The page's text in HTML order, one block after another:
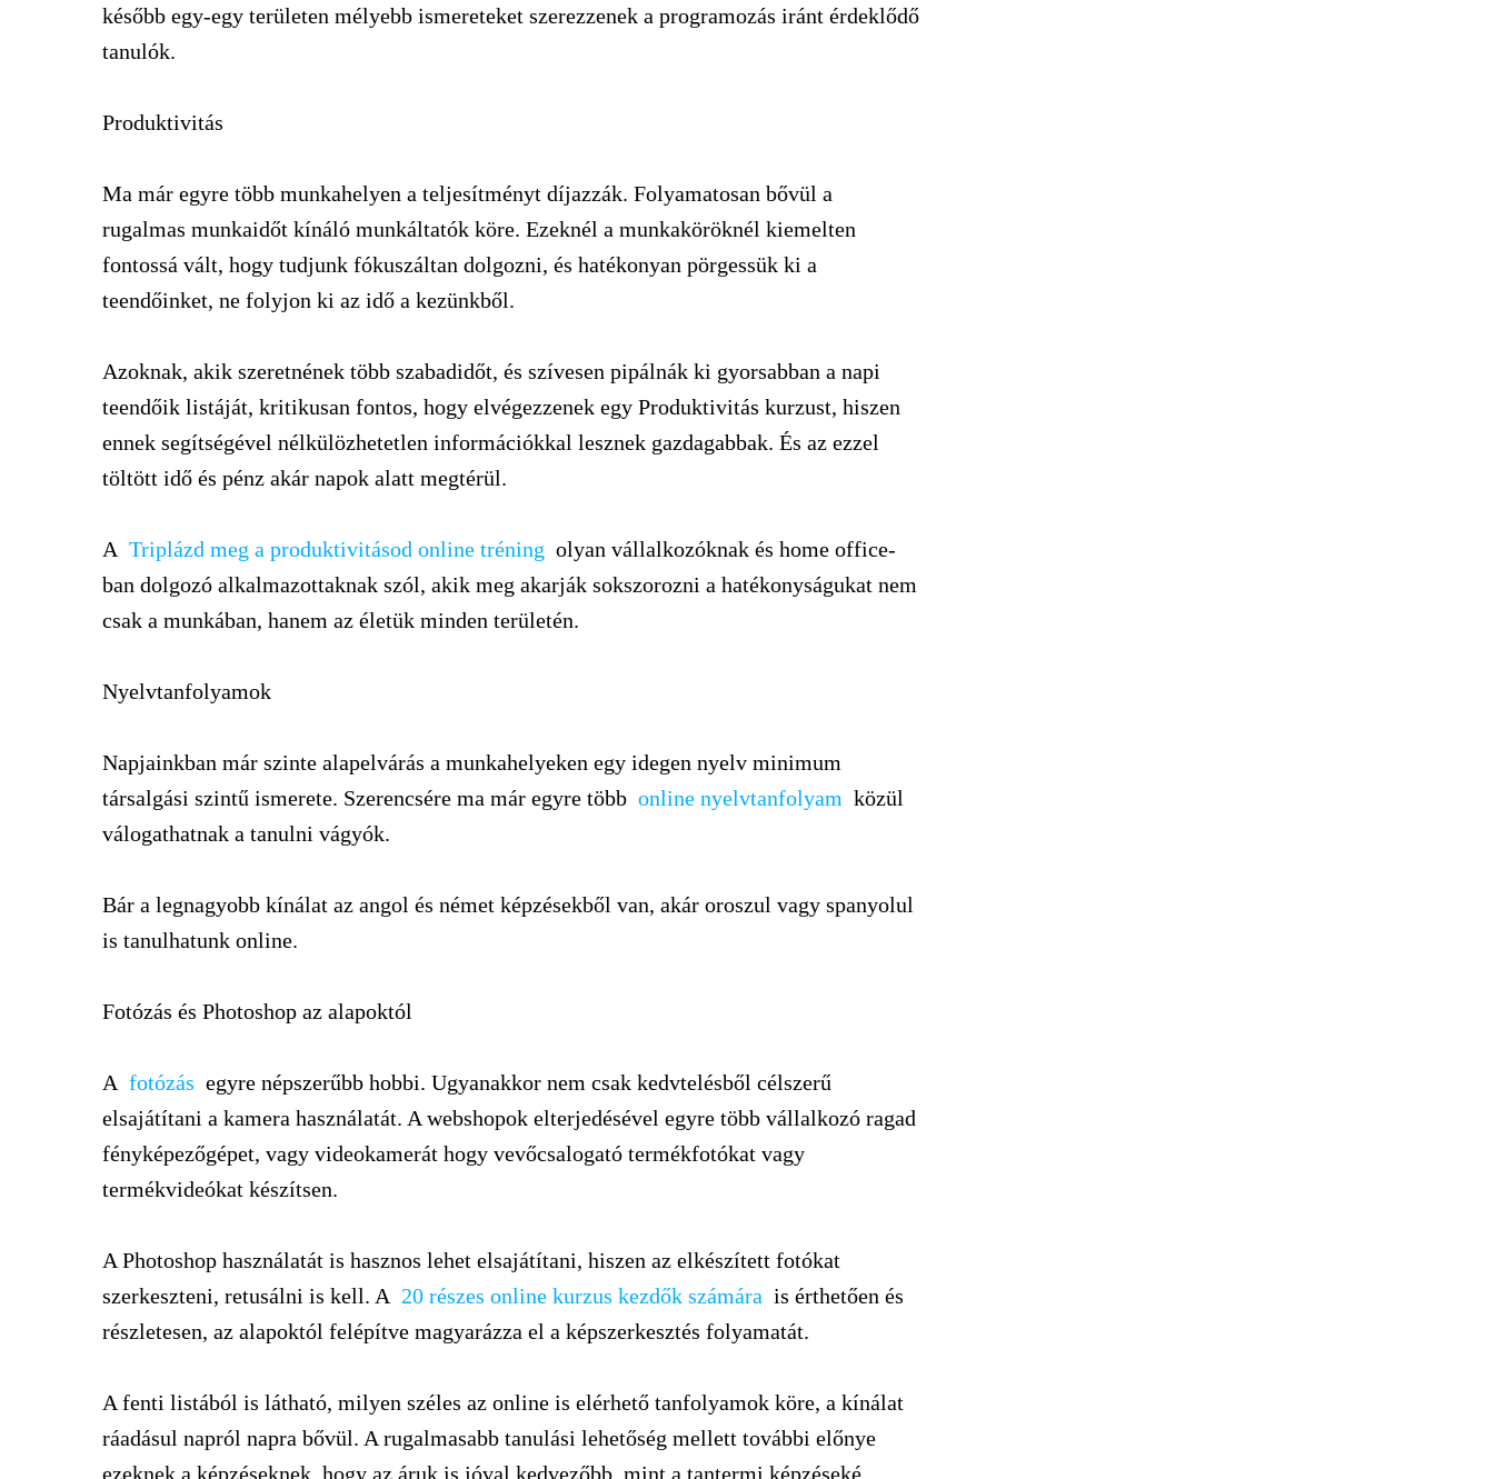
később egy-egy területen mélyebb ismereteket szerezzenek a programozás iránt érdeklődő
tanulók.
Produktivitás
Ma már egyre több munkahelyen a teljesítményt díjazzák. Folyamatosan bővül a
rugalmas munkaidőt kínáló munkáltatók köre. Ezeknél a munkaköröknél kiemelten
fontossá vált, hogy tudjunk fókuszáltan dolgozni, és hatékonyan pörgessük ki a
teendőinket, ne folyjon ki az idő a kezünkből.
Azoknak, akik szeretnének több szabadidőt, és szívesen pipálnák ki gyorsabban a napi
teendőik listáját, kritikusan fontos, hogy elvégezzenek egy Produktivitás kurzust, hiszen
ennek segítségével nélkülözhetetlen információkkal lesznek gazdagabbak. És az ezzel
töltött idő és pénz akár napok alatt megtérül.
A Triplázd meg a produktivitásod online tréning olyan vállalkozóknak és home office-
ban dolgozó alkalmazottaknak szól, akik meg akarják sokszorozni a hatékonyságukat nem
csak a munkában, hanem az életük minden területén.
Nyelvtanfolyamok
Napjainkban már szinte alapelvárás a munkahelyeken egy idegen nyelv minimum
társalgási szintű ismerete. Szerencsére ma már egyre több online nyelvtanfolyam közül
válogathatnak a tanulni vágyók.
Bár a legnagyobb kínálat az angol és német képzésekből van, akár oroszul vagy spanyolul
is tanulhatunk online.
Fotózás és Photoshop az alapoktól
A fotózás egyre népszerűbb hobbi. Ugyanakkor nem csak kedvtelésből célszerű
elsajátítani a kamera használatát. A webshopok elterjedésével egyre több vállalkozó ragad
fényképezőgépet, vagy videokamerát hogy vevőcsalogató termékfotókat vagy
termékvideókat készítsen.
A Photoshop használatát is hasznos lehet elsajátítani, hiszen az elkészített fotókat
szerkeszteni, retusálni is kell. A 20 részes online kurzus kezdők számára is érthetően és
részletesen, az alapoktól felépítve magyarázza el a képszerkesztés folyamatát.
A fenti listából is látható, milyen széles az online is elérhető tanfolyamok köre, a kínálat
ráadásul napról napra bővül. A rugalmasabb tanulási lehetőség mellett további előnye
ezeknek a képzéseknek, hogy az áruk is jóval kedvezőbb, mint a tantermi képzéseké.